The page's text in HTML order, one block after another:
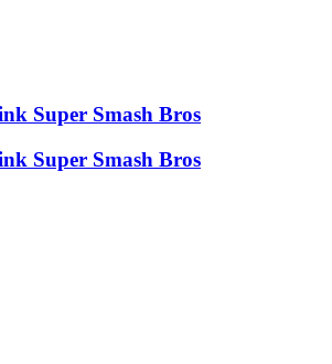
Super Smash Bros
Super Smash Bros